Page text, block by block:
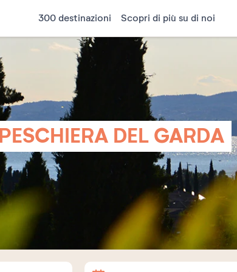
300 destinazioni Scopri di più su di noi
DEL GARDA